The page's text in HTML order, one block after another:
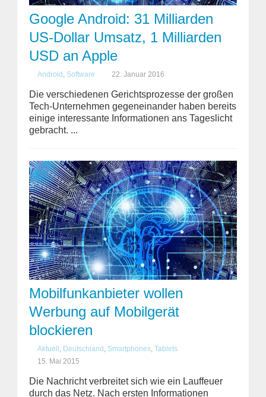
Google Android: 31 Milliarden
US-Dollar Umsatz, 1 Milliarden
USD an Apple
Android , Software 22. Januar 2016
Die verschiedenen Gerichtsprozesse der großen
Tech-Unternehmen gegeneinander haben bereits
einige interessante Informationen ans Tageslicht
gebracht. ...
Mobilfunkanbieter wollen
Werbung auf Mobilgerät
blockieren
Aktuell , Deutschland , Smartphones, Tablets
15. Mai 2015
Die Nachricht verbreitet sich wie ein Lauffeuer
durch das Netz. Nach ersten Informationen